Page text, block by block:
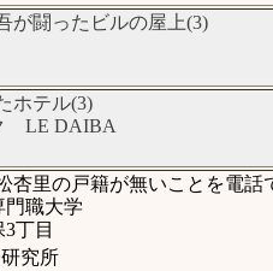
が闘ったビルの屋上(3)
ホテル(3)
LE DAIBA
杏里の戸籍が無いことを電話
門職大学
丁目
究所